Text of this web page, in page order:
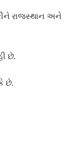
રાજસ્થાન અને
છે.
છે.